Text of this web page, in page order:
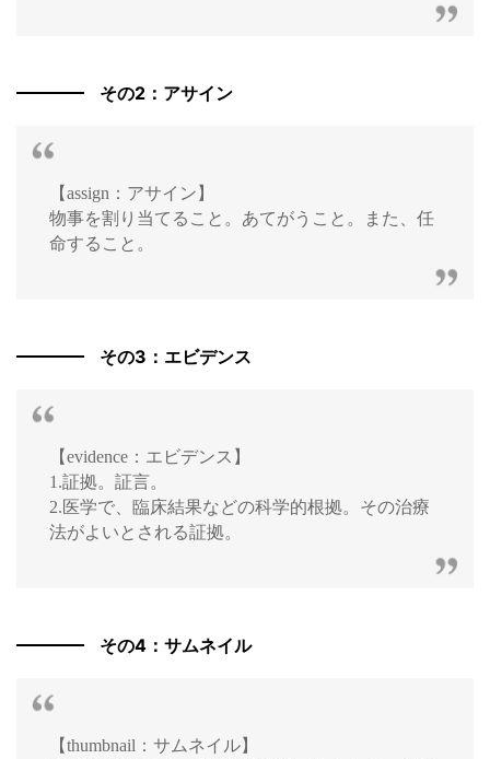
その2：アサイン
【assign：アサイン】
物事を割り当てること。あてがうこと。また、任
命すること。
その3：エビデンス
【evidence：エビデンス】
1.証拠。証言。
2.医学で、臨床結果などの科学的根拠。その治療
法がよいとされる証拠。
その4：サムネイル
【thumbnail：サムネイル】